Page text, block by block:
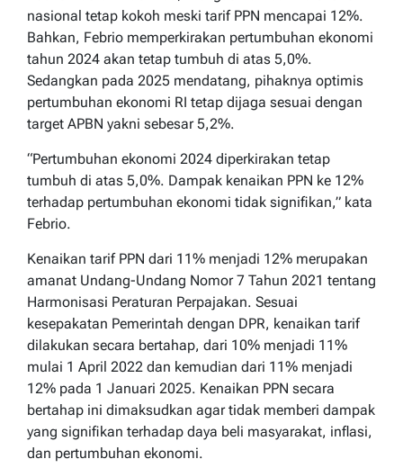
nasional tetap kokoh meski tarif PPN mencapai 12%.
Bahkan, Febrio memperkirakan pertumbuhan ekonomi
tahun 2024 akan tetap tumbuh di atas 5,0%.
Sedangkan pada 2025 mendatang, pihaknya optimis
pertumbuhan ekonomi RI tetap dijaga sesuai dengan
target APBN yakni sebesar 5,2%.
“Pertumbuhan ekonomi 2024 diperkirakan tetap
tumbuh di atas 5,0%. Dampak kenaikan PPN ke 12%
terhadap pertumbuhan ekonomi tidak signifikan,” kata
Febrio.
Kenaikan tarif PPN dari 11% menjadi 12% merupakan
amanat Undang-Undang Nomor 7 Tahun 2021 tentang
Harmonisasi Peraturan Perpajakan. Sesuai
kesepakatan Pemerintah dengan DPR, kenaikan tarif
dilakukan secara bertahap, dari 10% menjadi 11%
mulai 1 April 2022 dan kemudian dari 11% menjadi
12% pada 1 Januari 2025. Kenaikan PPN secara
bertahap ini dimaksudkan agar tidak memberi dampak
yang signifikan terhadap daya beli masyarakat, inflasi,
dan pertumbuhan ekonomi.